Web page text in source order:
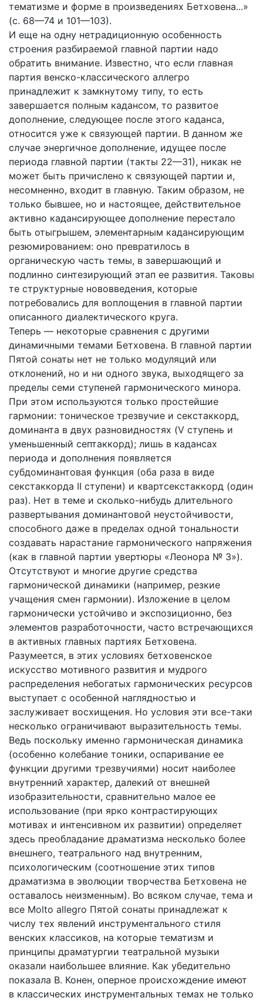
тематизме и форме в произведениях Бетховена...»
(с. 68—74 и 101—103).
И еще на одну нетрадиционную особенность
строения разбираемой главной партии надо
обратить внимание. Известно, что если главная
партия венско-классического аллегро
принадлежит к замкнутому типу, то есть
завершается полным кадансом, то развитое
дополнение, следующее после этого каданса,
относится уже к связующей партии. В данном же
случае энергичное дополнение, идущее после
периода главной партии (такты 22—31), никак не
может быть причислено к связующей партии и,
несомненно, входит в главную. Таким образом, не
только бывшее, но и настоящее, действительное
активно кадансирующее дополнение перестало
быть отыгрышем, элементарным кадансирующим
резюмированием: оно превратилось в
органическую часть темы, в завершающий и
подлинно синтезирующий этап ее развития. Таковы
те структурные нововведения, которые
потребовались для воплощения в главной партии
описанного диалектического круга.
Теперь — некоторые сравнения с другими
динамичными темами Бетховена. В главной партии
Пятой сонаты нет не только модуляций или
отклонений, но и ни одного звука, выходящего за
пределы семи ступеней гармонического минора.
При этом используются только простейшие
гармонии: тоническое трезвучие и секстаккорд,
доминанта в двух разновидностях (V ступень и
уменьшенный септаккорд); лишь в кадансах
периода и дополнения появляется
субдоминантовая функция (оба раза в виде
секстаккорда II ступени) и квартсекстаккорд (один
раз). Нет в теме и сколько-нибудь длительного
развертывания доминантовой неустойчивости,
способного даже в пределах одной тональности
создавать нарастание гармонического напряжения
(как в главной партии увертюры «Леонора № 3»).
Отсутствуют и многие другие средства
гармонической динамики (например, резкие
учащения смен гармонии). Изложение в целом
гармонически устойчиво и экспозиционно, без
элементов разработочности, часто встречающихся
в активных главных партиях Бетховена.
Разумеется, в этих условиях бетховенское
искусство мотивного развития и мудрого
распределения небогатых гармонических ресурсов
выступает с особенной наглядностью и
заслуживает восхищения. Но условия эти все-таки
несколько ограничивают выразительность темы.
Ведь поскольку именно гармоническая динамика
(особенно колебание тоники, оспаривание ее
функции другими трезвучиями) носит наиболее
внутренний характер, далекий от внешней
изобразительности, сравнительно малое ее
использование (при ярко контрастирующих
мотивах и интенсивном их развитии) определяет
здесь преобладание драматизма несколько более
внешнего, театрального над внутренним,
психологическим (соотношение этих типов
драматизма в эволюции творчества Бетховена не
оставалось неизменным). Во всяком случае, тема и
все Molto allegro Пятой сонаты принадлежат к
числу тех явлений инструментального стиля
венских классиков, на которые тематизм и
принципы драматургии театральной музыки
оказали наибольшее влияние. Как убедительно
показала В. Конен, оперное происхождение имеют
в классических инструментальных темах не только